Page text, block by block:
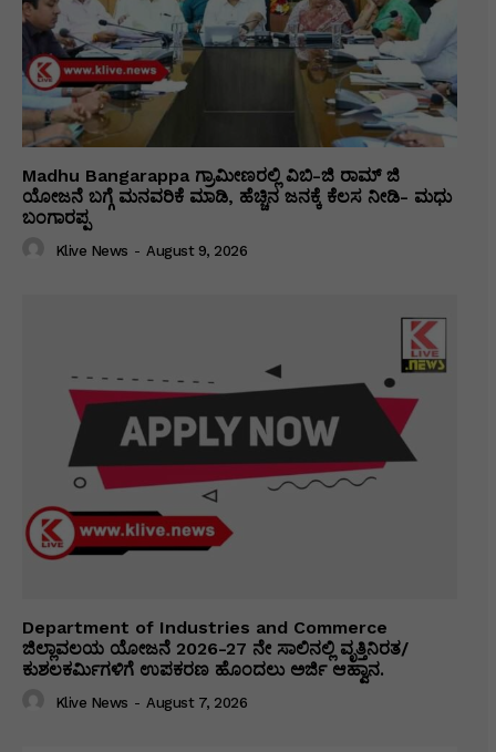
Madhu Bangarappa ಗ್ರಾಮೀಣರಲ್ಲಿ ವಿಬಿ-ಜಿ ರಾಮ್ ಜಿ
ಯೋಜನೆ ಬಗ್ಗೆ ಮನವರಿಕೆ ಮಾಡಿ, ಹೆಚ್ಚಿನ ಜನಕ್ಕೆ ಕೆಲಸ ನೀಡಿ- ಮಧು
ಬಂಗಾರಪ್ಪ
Klive News - August 9, 2026
Department of Industries and Commerce
ಜಿಲ್ಲಾವಲಯ ಯೋಜನೆ 2026-27 ನೇ ಸಾಲಿನಲ್ಲಿ ವೃತ್ತಿನಿರತ/
ಕುಶಲಕರ್ಮಿಗಳಿಗೆ ಉಪಕರಣ ಹೊಂದಲು ಅರ್ಜಿ ಆಹ್ವಾನ.
Klive News - August 7, 2026